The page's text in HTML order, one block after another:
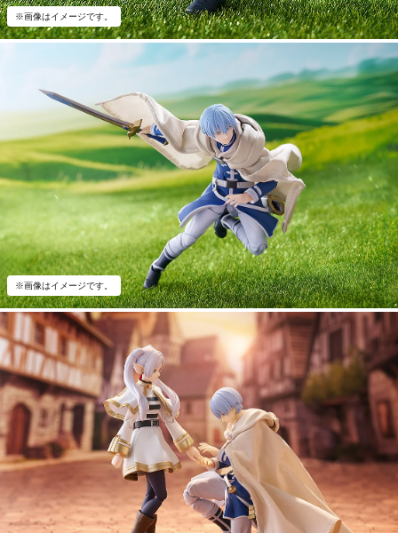
※画像はイメージです。
※画像はイメージです。